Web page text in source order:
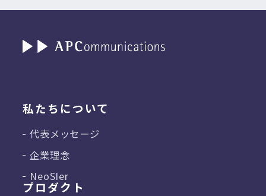
私たちについて
代表メッセージ
企業理念
NeoSIer
プロダクト